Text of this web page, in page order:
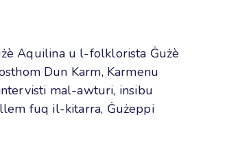
Aquilina u l-folklorista Ġużè
Dun Karm, Karmenu
mal-awturi, insibu
fuq il-kitarra, Ġużeppi